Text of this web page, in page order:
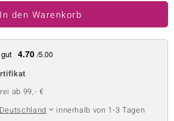
In den Warenkorb
4.70 /5.00
ab 99,- €
Deutschland
innerhalb von 1-3 Tagen